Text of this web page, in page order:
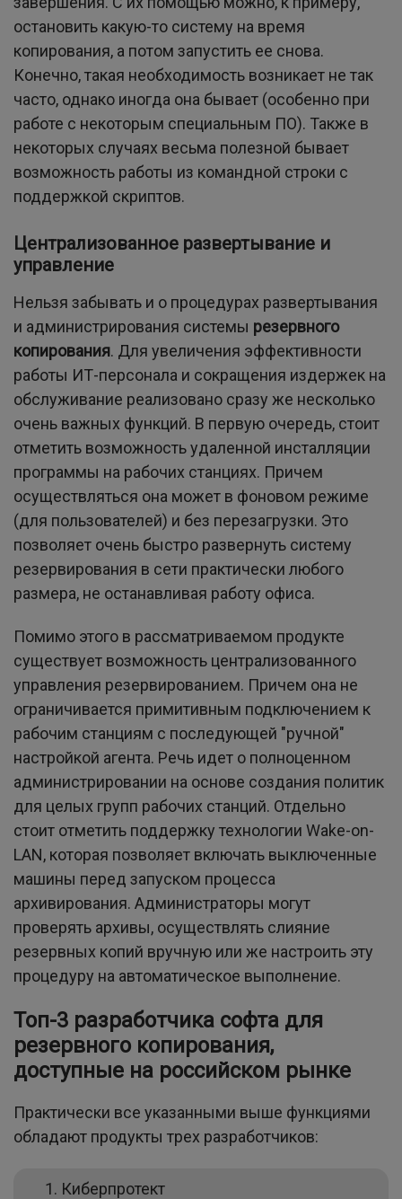
остановить какую-то систему на время
копирования, а потом запустить ее снова.
Конечно, такая необходимость возникает не так
часто, однако иногда она бывает (особенно при
работе с некоторым специальным ПО). Также в
некоторых случаях весьма полезной бывает
возможность работы из командной строки с
поддержкой скриптов.
Централизованное развертывание и
управление
Нельзя забывать и о процедурах развертывания
и администрирования системы резервного
копирования. Для увеличения эффективности
работы ИТ-персонала и сокращения издержек на
обслуживание реализовано сразу же несколько
очень важных функций. В первую очередь, стоит
отметить возможность удаленной инсталляции
программы на рабочих станциях. Причем
осуществляться она может в фоновом режиме
(для пользователей) и без перезагрузки. Это
позволяет очень быстро развернуть систему
резервирования в сети практически любого
размера, не останавливая работу офиса.
Помимо этого в рассматриваемом продукте
существует возможность централизованного
управления резервированием. Причем она не
ограничивается примитивным подключением к
рабочим станциям с последующей "ручной"
настройкой агента. Речь идет о полноценном
администрировании на основе создания политик
для целых групп рабочих станций. Отдельно
стоит отметить поддержку технологии Wake-on-
LAN, которая позволяет включать выключенные
машины перед запуском процесса
архивирования. Администраторы могут
проверять архивы, осуществлять слияние
резервных копий вручную или же настроить эту
процедуру на автоматическое выполнение.
Топ-3 разработчика софта для
резервного копирования,
доступные на российском рынке
Практически все указанными выше функциями
обладают продукты трех разработчиков:
Киберпротект